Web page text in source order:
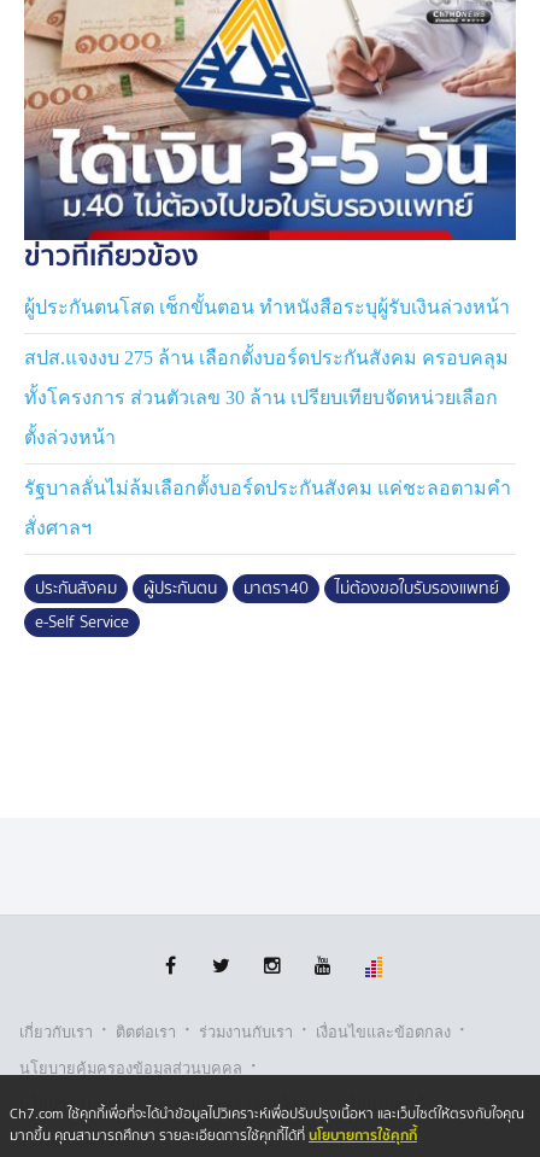
สุขภาพของผู้ประกันตน ซึ่งผู้ประกันตนสามารถตรวจสอบ
ข้อมูลและใช้บริการผ่านระบบ e-Self Service ได้ด้วย
ตนเองทุกที่ทุกเวลา
อีกทั้งยังประหยัดเวลาไม่ต้องแนบเอกสารใบรับรองแพทย์
หรือสำเนาเอกสารยื่นประกอบการยื่นคำขอรับประโยชน์
ทดแทน และไม่ต้องเดินทางมาดำเนินการที่สำนักงาน
ประกันสังคม ซึ่งในการพัฒนาระบบบริการนี้สำนักงาน
ประกันสังคมได้ทำงานร่วมกับกระทรวงสาธารณสุขอย่าง
ถูกต้อง โปร่งใส รวมทั้งยกระดับคุณภาพข้อมูลและการ
บริหารจัดการรัฐสู่การเป็นรัฐบาลดิจิทัล สอดคล้องกับ
นโยบายของกระทรวงแรงงานในการบริหารจัดการและการ
พัฒนาศักยภาพเทคโนโลยีดิจิทัล เพื่อสนับสนุนการปฏิบัติ
ภารกิจให้มีประสิทธิภาพ
รวมทั้งผลักดันแผนงานโครงการสำคัญที่จะเป็นส่วนหนึ่งใน
การขับเคลื่อนนโยบายรัฐบาลสู่ความเป็นเลิศด้านการบริการ
รวดเร็ว และปลอดภัยมากยิ่งขึ้น การเบิกเงินทดแทนกรณี
ต่าง ๆ สิทธิประโยชน์ชดเชย/เจ็บป่วย และสิทธิประโยชน์อื่น
ๆ ผ่านระบบออนไลน์ของสำนักงานประกันสังคม
พัฒนาระบบบริการภาครัฐสู่ยุคดิจิทัลอย่างยั่งยืน
สำหรับระบบ e-Self Service นี้ ระบบจะใช้เลขบัตรประจำ
ใบรับรองแพทย์อิเล็กทรอนิกส์ที่เชื่อมโยงอยู่ขึ้นมาโดย
อัตโนมัติ ผู้ประกันตนไม่จำเป็นต้องแนบใบรับรองแพทย์แบบ
เมื่อได้รับการอนุมัติข้อมูลแล้ว เงินจะถูกโอนเข้าบัญชีพร้อม
ข่าวที่เกี่ยวข้อง
ผู้ประกันตนโสด เช็กขั้นตอน ทำหนังสือระบุผู้รับเงินล่วงหน้า
สปส.แจงงบ 275 ล้าน เลือกตั้งบอร์ดประกันสังคม ครอบคลุม
ทั้งโครงการ ส่วนตัวเลข 30 ล้าน เปรียบเทียบจัดหน่วยเลือก
ตั้งล่วงหน้า
รัฐบาลลั่นไม่ล้มเลือกตั้งบอร์ดประกันสังคม แค่ชะลอตามคำ
สั่งศาลฯ
ประกันสังคม ผู้ประกันตน มาตรา40
ไม่ต้องขอใบรับรองแพทย์
e-Self Service
เกี่ยวกับเรา · ติตต่อเรา · ร่วมงานกับเรา · เงื่อนไขและข้อตกลง ·
นโยบายคุ้มครองข้อมูลส่วนบุคคล ·
นโยบายคุ้มครองข้อมูลส่วนบุคคล (ออนไลน์) · นโยบายคุกกี้ ·
รับเรื่องร้องเรียน
Ch7.com ใช้คุกกี้เพื่อที่จะได้นำข้อมูลไปวิเคราะห์เพื่อปรับปรุงเนื้อหา และเว็บไซต์ให้ตรงกับใจคุณ
มากขึ้น คุณสามารถศึกษา รายละเอียดการใช้คุกกี้ได้ที่นโยบายการใช้คุกกี้